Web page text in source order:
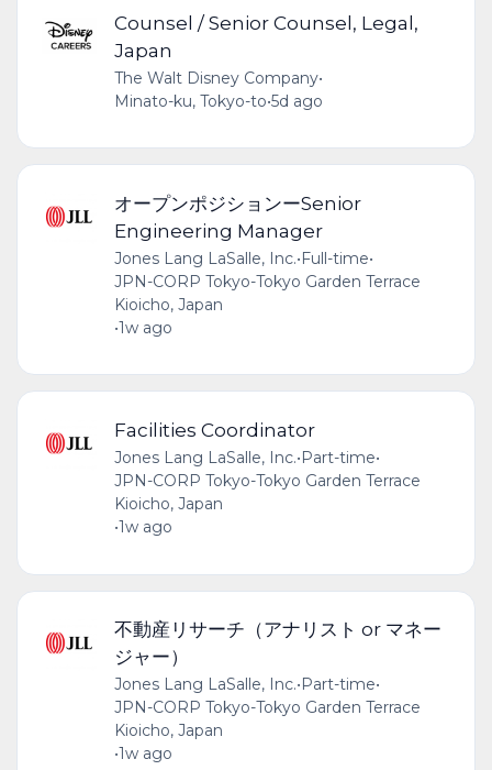
Counsel / Senior Counsel, Legal,
Japan
The Walt Disney Company•
Minato-ku, Tokyo-to•5d ago
オープンポジションーSenior
Engineering Manager
Jones Lang LaSalle, Inc.•Full-time•
JPN-CORP Tokyo-Tokyo Garden Terrace
Kioicho, Japan
•1w ago
Facilities Coordinator
Jones Lang LaSalle, Inc.•Part-time•
JPN-CORP Tokyo-Tokyo Garden Terrace
Kioicho, Japan
•1w ago
不動産リサーチ（アナリスト or マネー
ジャー）
Jones Lang LaSalle, Inc.•Part-time•
JPN-CORP Tokyo-Tokyo Garden Terrace
Kioicho, Japan
•1w ago